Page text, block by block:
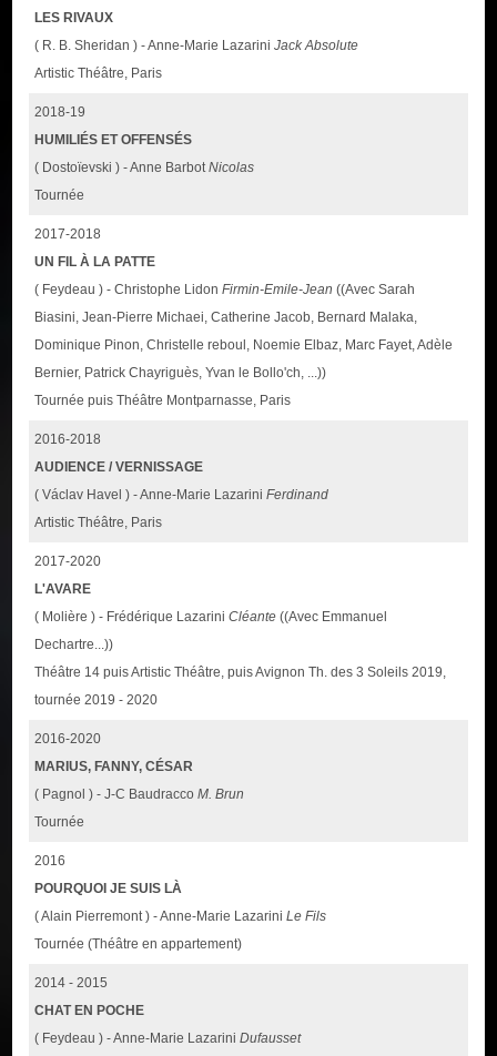
LES RIVAUX
( R. B. Sheridan ) - Anne-Marie LazariniJack Absolute
Artistic Théâtre, Paris
2018-19
HUMILIÉS ET OFFENSÉS
( Dostoïevski ) - Anne BarbotNicolas
Tournée
2017-2018
UN FIL À LA PATTE
( Feydeau ) - Christophe LidonFirmin-Emile-Jean ((Avec Sarah
Biasini, Jean-Pierre Michaei, Catherine Jacob, Bernard Malaka,
Dominique Pinon, Christelle reboul, Noemie Elbaz, Marc Fayet, Adèle
Bernier, Patrick Chayriguès, Yvan le Bollo'ch, ...))
Tournée puis Théâtre Montparnasse, Paris
2016-2018
AUDIENCE / VERNISSAGE
( Václav Havel ) - Anne-Marie LazariniFerdinand
Artistic Théâtre, Paris
2017-2020
L'AVARE
( Molière ) - Frédérique LazariniCléante ((Avec Emmanuel
Dechartre...))
Théâtre 14 puis Artistic Théâtre, puis Avignon Th. des 3 Soleils 2019,
tournée 2019 - 2020
2016-2020
MARIUS, FANNY, CÉSAR
( Pagnol ) - J-C BaudraccoM. Brun
Tournée
2016
POURQUOI JE SUIS LÀ
( Alain Pierremont ) - Anne-Marie LazariniLe Fils
Tournée (Théâtre en appartement)
2014 - 2015
CHAT EN POCHE
( Feydeau ) - Anne-Marie LazariniDufausset